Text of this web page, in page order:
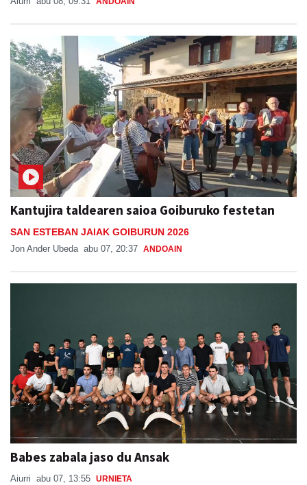
Kantujira taldearen saioa Goiburuko festetan
SAN ESTEBAN JAIAK GOIBURUN 2026
Jon Ander Ubeda abu 07, 20:37 ANDOAIN
Babes zabala jaso du Ansak
Aiurri abu 07, 13:55 URNIETA